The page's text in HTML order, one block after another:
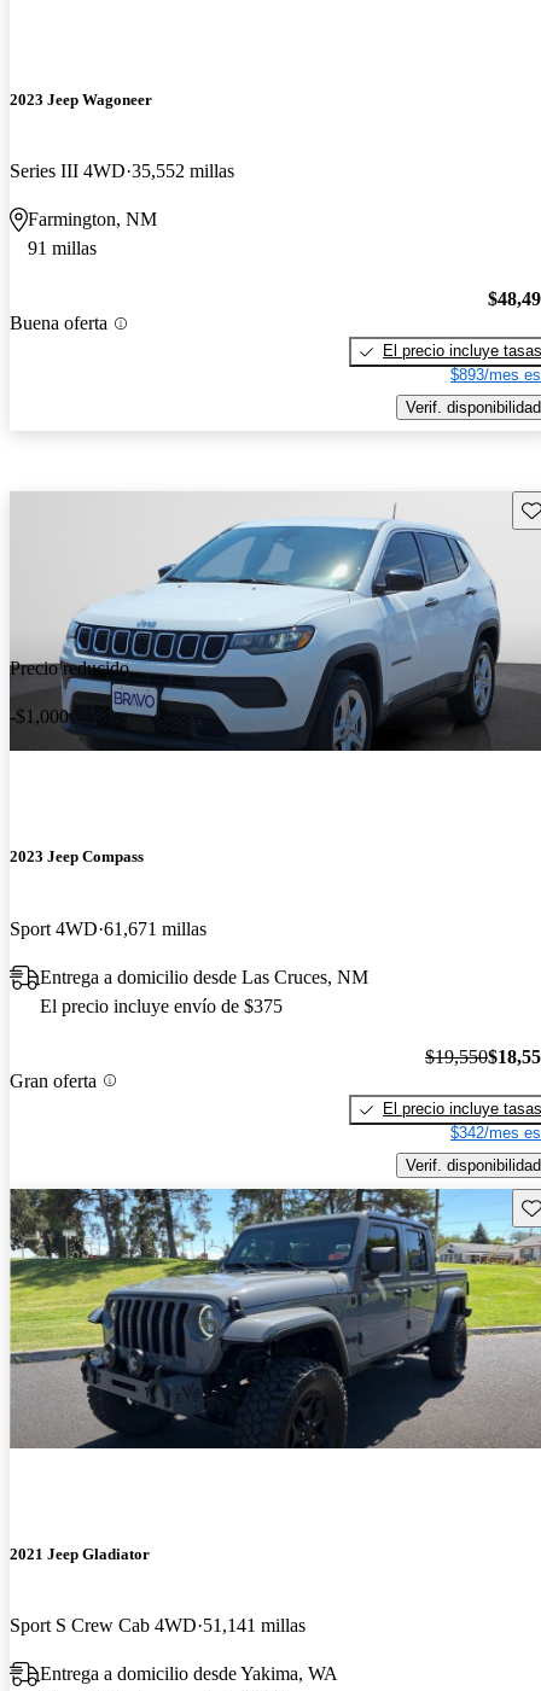
2023 Jeep Wagoneer
Series III 4WD 35,552 millas
Farmington, NM
91 millas
Buena oferta
El precio incluye tasas
$893/mes
Verif. disponibilidad
Precio reducido
-$1,000
2023 Jeep Compass
Sport 4WD 61,671 millas
Entrega a domicilio desde Las Cruces, NM
El precio incluye envío de $375
Gran oferta
$19,550
El precio incluye tasas
$342/mes
Verif. disponibilidad
2021 Jeep Gladiator
Sport S Crew Cab 4WD 51,141 millas
Entrega a domicilio desde Yakima, WA